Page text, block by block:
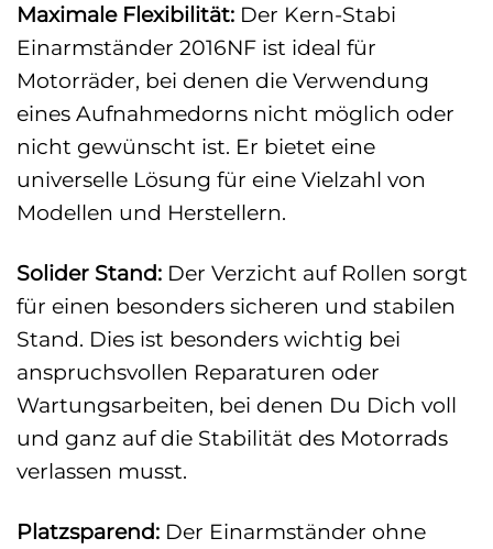
Maximale Flexibilität: Der Kern-Stabi
Einarmständer 2016NF ist ideal für
Motorräder, bei denen die Verwendung
eines Aufnahmedorns nicht möglich oder
nicht gewünscht ist. Er bietet eine
universelle Lösung für eine Vielzahl von
Modellen und Herstellern.
Solider Stand: Der Verzicht auf Rollen sorgt
für einen besonders sicheren und stabilen
Stand. Dies ist besonders wichtig bei
anspruchsvollen Reparaturen oder
Wartungsarbeiten, bei denen Du Dich voll
und ganz auf die Stabilität des Motorrads
verlassen musst.
Platzsparend: Der Einarmständer ohne